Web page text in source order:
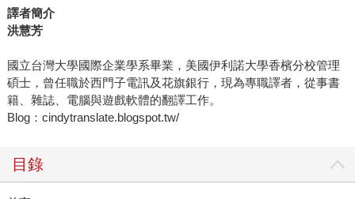
譯者簡介
洪慧芳
國立台灣大學國際企業學系畢業，美國伊利諾大學香檳分校管理
碩士，曾任職於西門子電訊及花旗銀行，現為專職譯者，從事書
籍、雜誌、電腦與遊戲軟體的翻譯工作。
Blog：cindytranslate.blogspot.tw/
目錄